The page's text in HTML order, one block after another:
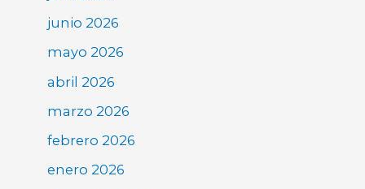
junio 2026
mayo 2026
abril 2026
marzo 2026
febrero 2026
enero 2026